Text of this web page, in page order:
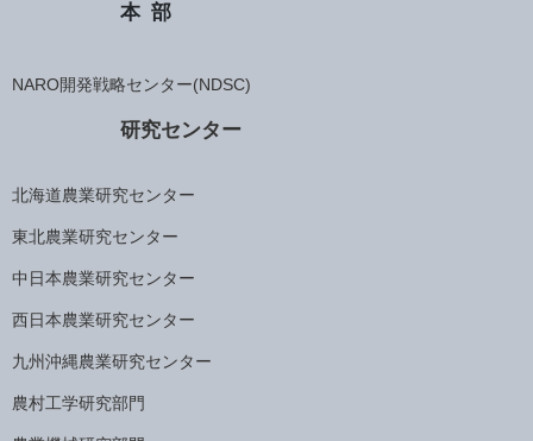
本部
NARO開発戦略センター(NDSC)
研究センター
北海道農業研究センター
東北農業研究センター
中日本農業研究センター
西日本農業研究センター
九州沖縄農業研究センター
農村工学研究部門